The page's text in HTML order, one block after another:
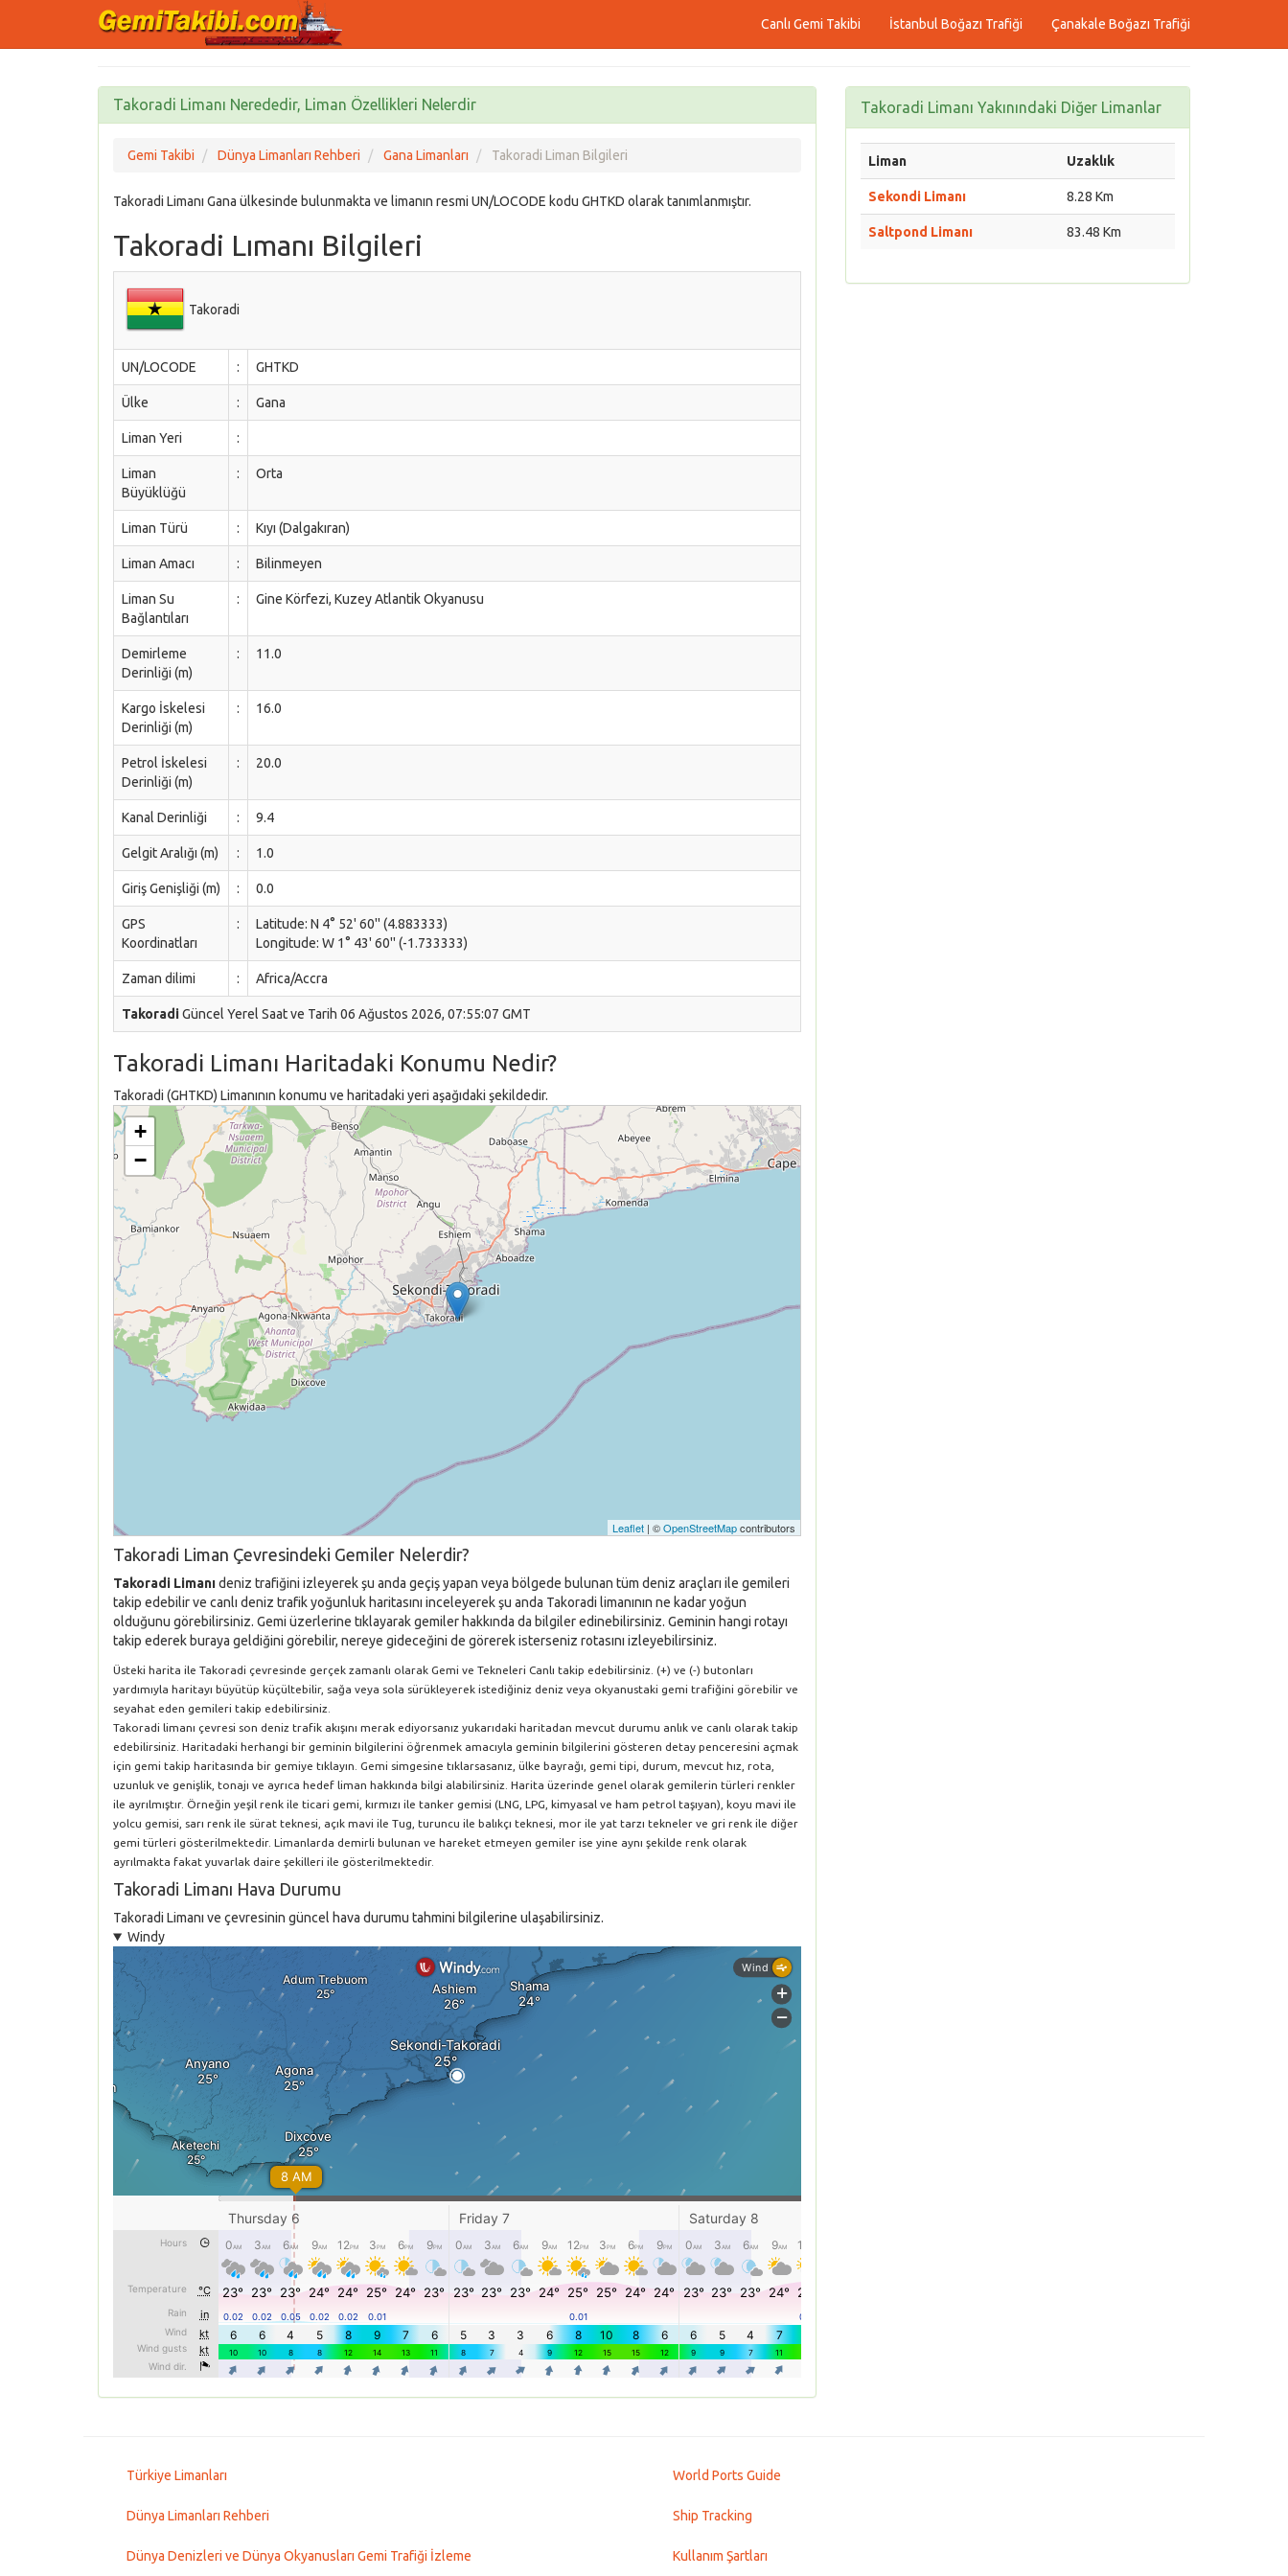
Canlı Gemi Takibi İstanbul Boğazı Trafiği Çanakale Boğazı Trafiği
Takoradi Limanı Nerededir, Liman Özellikleri Nelerdir
Gemi Takibi Dünya Limanları Rehberi Gana Limanları Takoradi Liman Bilgileri
Takoradi Limanı Gana ülkesinde bulunmakta ve limanın resmi UN/LOCODE kodu GHTKD olarak tanımlanmıştır.
Takoradi Lımanı Bilgileri
Takoradi
UN/LOCODE : GHTKD
Ülke : Gana
Liman Yeri :
Liman
Büyüklüğü
: Orta
Liman Türü : Kıyı (Dalgakıran)
Liman Amacı : Bilinmeyen
Liman Su
Bağlantıları
: Gine Körfezi, Kuzey Atlantik Okyanusu
Demirleme
Derinliği (m)
: 11.0
Kargo İskelesi
Derinliği (m)
: 16.0
Petrol İskelesi
Derinliği (m)
: 20.0
Kanal Derinliği : 9.4
Gelgit Aralığı (m) : 1.0
Giriş Genişliği (m) : 0.0
GPS
Koordinatları
:
Latitude: N 4° 52' 60'' (4.883333)
Longitude: W 1° 43' 60'' (-1.733333)
Zaman dilimi : Africa/Accra
TakoradiGüncel Yerel Saat ve Tarih 06 Ağustos 2026, 07:55:07 GMT
Takoradi Limanı Haritadaki Konumu Nedir?
Takoradi (GHTKD) Limanının konumu ve haritadaki yeri aşağıdaki şekildedir.
+
−
Leaflet | ©OpenStreetMapcontributors
Takoradi Liman Çevresindeki Gemiler Nelerdir?
Takoradi Limanıdeniz trafiğini izleyerek şu anda geçiş yapan veya bölgede bulunan tüm deniz araçları ile gemileri
takip edebilir ve canlı deniz trafik yoğunluk haritasını inceleyerek şu anda Takoradi limanının ne kadar yoğun
olduğunu görebilirsiniz. Gemi üzerlerine tıklayarak gemiler hakkında da bilgiler edinebilirsiniz. Geminin hangi rotayı
takip ederek buraya geldiğini görebilir, nereye gideceğini de görerek isterseniz rotasını izleyebilirsiniz.
Üsteki harita ile Takoradi çevresinde gerçek zamanlı olarak Gemi ve Tekneleri Canlı takip edebilirsiniz. (+) ve (-) butonları
yardımıyla haritayı büyütüp küçültebilir, sağa veya sola sürükleyerek istediğiniz deniz veya okyanustaki gemi trafiğini görebilir ve
seyahat eden gemileri takip edebilirsiniz.
Takoradi limanı çevresi son deniz trafik akışını merak ediyorsanız yukarıdaki haritadan mevcut durumu anlık ve canlı olarak takip
edebilirsiniz. Haritadaki herhangi bir geminin bilgilerini öğrenmek amacıyla geminin bilgilerini gösteren detay penceresini açmak
için gemi takip haritasında bir gemiye tıklayın. Gemi simgesine tıklarsasanız, ülke bayrağı, gemi tipi, durum, mevcut hız, rota,
uzunluk ve genişlik, tonajı ve ayrıca hedef liman hakkında bilgi alabilirsiniz. Harita üzerinde genel olarak gemilerin türleri renkler
ile ayrılmıştır. Örneğin yeşil renk ile ticari gemi, kırmızı ile tanker gemisi (LNG, LPG, kimyasal ve ham petrol taşıyan), koyu mavi ile
yolcu gemisi, sarı renk ile sürat teknesi, açık mavi ile Tug, turuncu ile balıkçı teknesi, mor ile yat tarzı tekneler ve gri renk ile diğer
gemi türleri gösterilmektedir. Limanlarda demirli bulunan ve hareket etmeyen gemiler ise yine aynı şekilde renk olarak
ayrılmakta fakat yuvarlak daire şekilleri ile gösterilmektedir.
Takoradi Limanı Hava Durumu
Takoradi Limanı ve çevresinin güncel hava durumu tahmini bilgilerine ulaşabilirsiniz.
Windy
Takoradi Limanı Yakınındaki Diğer Limanlar
Liman Uzaklık
Sekondi Limanı 8.28 Km
Saltpond Limanı 83.48 Km
Türkiye Limanları
Dünya Limanları Rehberi
Dünya Denizleri ve Dünya Okyanusları Gemi Trafiği İzleme
World Ports Guide
Ship Tracking
Kullanım Şartları